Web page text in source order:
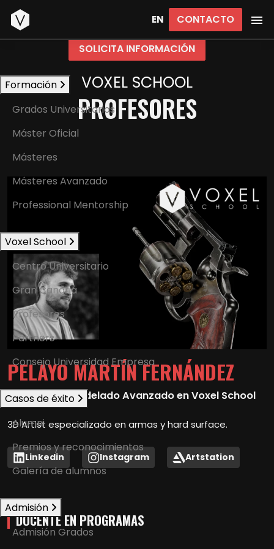
EN CONTACTO
Inicio
SOLICITA INFORMACIÓN
Formación
Grados Universitarios
Máster Oficial
Másteres
Másteres Avanzado
Professional Mentorship
Voxel School
Centro Universitario
Gran Canaria
Profesores
Partners
Consejo Universidad Empresa
Casos de éxito
Alumni
Premios y reconocimientos
Galería de alumnos
Admisión
Admisión Grados
VOXEL SCHOOL
PROFESORES
PELAYO MARTÍN FERNÁNDEZ
Profesor de Modelado Avanzado en Voxel School
3D Artist especializado en armas y hard surface.
Linkedin Instagram Artstation
DOCENTE EN PROGRAMAS